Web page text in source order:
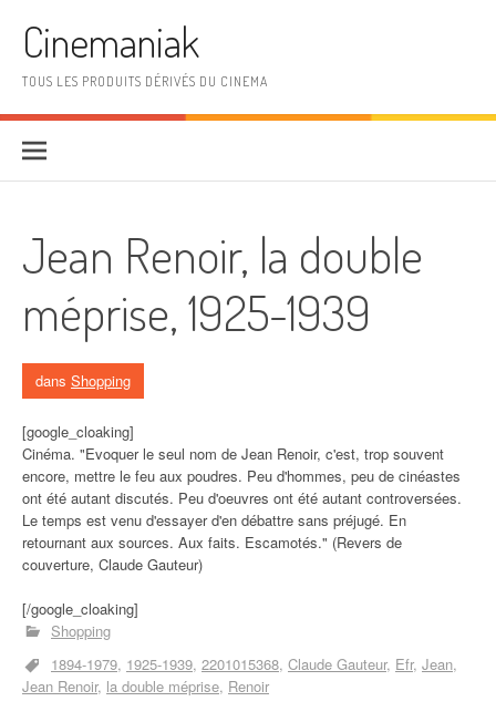
Cinemaniak
TOUS LES PRODUITS DÉRIVÉS DU CINEMA
Jean Renoir, la double
méprise, 1925-1939
dans Shopping
[google_cloaking]
Cinéma. "Evoquer le seul nom de Jean Renoir, c'est, trop souvent
encore, mettre le feu aux poudres. Peu d'hommes, peu de cinéastes
ont été autant discutés. Peu d'oeuvres ont été autant controversées.
Le temps est venu d'essayer d'en débattre sans préjugé. En
retournant aux sources. Aux faits. Escamotés." (Revers de
couverture, Claude Gauteur)
[/google_cloaking]
Shopping
1894-1979 1925-1939 2201015368 Claude Gauteur Efr Jean
Jean Renoir la double méprise Renoir